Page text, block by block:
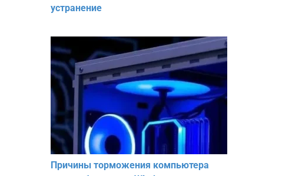
устранение
Причины торможения компьютера